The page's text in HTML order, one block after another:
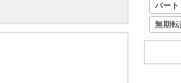
パート
無期